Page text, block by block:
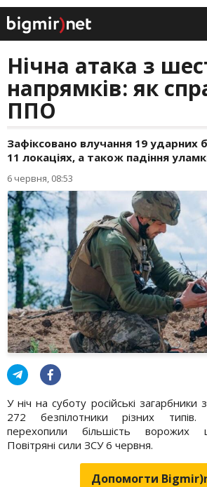
Нічна атака з
напрямків: як
ППО
Зафіксовано влучання 19 ударних
11 локаціях, а також падіння
6 червня, 08:53
У ніч на суботу російські загарбники
272 безпілотники різних
перехопили більшість ворожих
Повітряні сили ЗСУ 6 червня.
Допомогти